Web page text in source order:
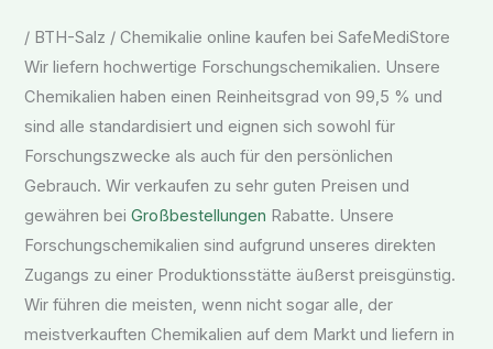
/ BTH-Salz / Chemikalie online kaufen bei SafeMediStore
Wir liefern hochwertige Forschungschemikalien. Unsere
Chemikalien haben einen Reinheitsgrad von 99,5 % und
sind alle standardisiert und eignen sich sowohl für
Forschungszwecke als auch für den persönlichen
Gebrauch. Wir verkaufen zu sehr guten Preisen und
gewähren beiGroßbestellungen Rabatte. Unsere
Forschungschemikalien sind aufgrund unseres direkten
Zugangs zu einer Produktionsstätte äußerst preisgünstig.
Wir führen die meisten, wenn nicht sogar alle, der
meistverkauften Chemikalien auf dem Markt und liefern in